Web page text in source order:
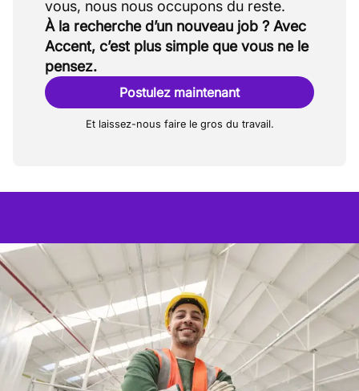
À la recherche d’un nouveau job ? Avec
Accent, c’est plus simple que vous ne le
pensez.
Postulez maintenant
Et laissez-nous faire le gros du travail.